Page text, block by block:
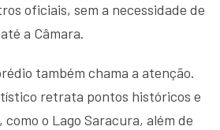
oficiais, sem a necessidade de
a Câmara.
também chama a atenção.
retrata pontos históricos e
o Lago Saracura, além de